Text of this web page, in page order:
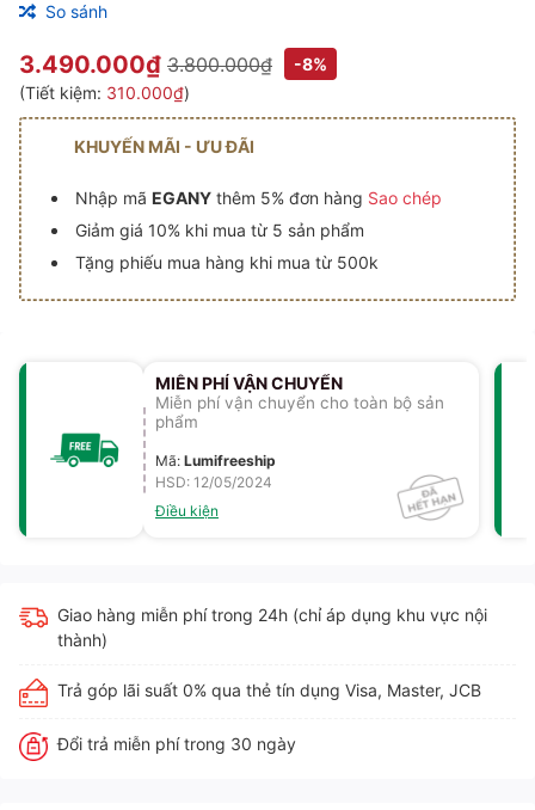
So sánh
3.490.000₫ 3.800.000₫
-8%
(Tiết kiệm: 310.000₫)
KHUYẾN MÃI - ƯU ĐÃI
Nhập mã EGANYthêm 5% đơn hàng Sao chép
Giảm giá 10% khi mua từ 5 sản phẩm
Tặng phiếu mua hàng khi mua từ 500k
MIỄN PHÍ VẬN CHUYỂN
Miễn phí vận chuyển cho toàn bộ sản
phẩm
Mã: Lumifreeship
HSD: 12/05/2024
Điều kiện
Giao hàng miễn phí trong 24h (chỉ áp dụng khu vực nội
thành)
Trả góp lãi suất 0% qua thẻ tín dụng Visa, Master, JCB
Đổi trả miễn phí trong 30 ngày